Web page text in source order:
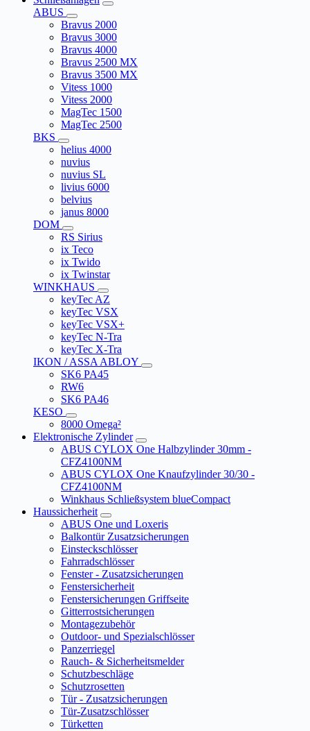
ABUS
Bravus 2000
Bravus 3000
Bravus 4000
Bravus 2500 MX
Bravus 3500 MX
Vitess 1000
Vitess 2000
MagTec 1500
MagTec 2500
BKS
helius 4000
nuvius
nuvius SL
livius 6000
belvius
janus 8000
DOM
RS Sirius
ix Teco
ix Twido
ix Twinstar
WINKHAUS
keyTec AZ
keyTec VSX
keyTec VSX+
keyTec N-Tra
keyTec X-Tra
IKON / ASSA ABLOY
SK6 PA45
RW6
SK6 PA46
KESO
8000 Omega²
Elektronische Zylinder
ABUS CYLOX One Halbzylinder 30mm -
CFZ4100NM
ABUS CYLOX One Knaufzylinder 30/30 -
CFZ4100NM
Winkhaus Schließsystem blueCompact
Haussicherheit
ABUS One und Loxeris
Balkontür Zusatzsicherungen
Einsteckschlösser
Fahrradschlösser
Fenster - Zusatzsicherungen
Fenstersicherheit
Fenstersicherungen Griffseite
Gitterrostsicherungen
Montagezubehör
Outdoor- und Spezialschlösser
Panzerriegel
Rauch- & Sicherheitsmelder
Schutzbeschläge
Schutzrosetten
Tür - Zusatzsicherungen
Tür-Zusatzschlösser
Türketten